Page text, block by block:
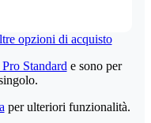
opzioni di acquisto
Standard e sono per
per ulteriori funzionalità.